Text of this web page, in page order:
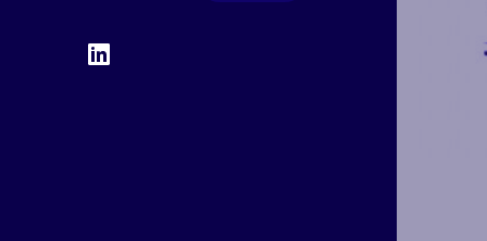
Social
LinkedIn